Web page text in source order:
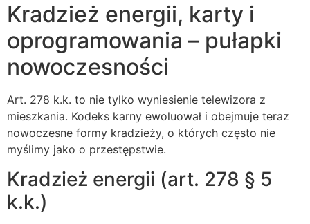
Kradzież energii, karty i
oprogramowania – pułapki
nowoczesności
Art. 278 k.k. to nie tylko wyniesienie telewizora z
mieszkania. Kodeks karny ewoluował i obejmuje teraz
nowoczesne formy kradzieży, o których często nie
myślimy jako o przestępstwie.
Kradzież energii (art. 278 § 5
k.k.)